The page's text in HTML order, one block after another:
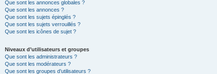
Que sont les annonces globales ?
Que sont les annonces ?
Que sont les sujets épinglés ?
Que sont les sujets verrouillés ?
Que sont les icônes de sujet ?
Niveaux d’utilisateurs et groupes
Que sont les administrateurs ?
Que sont les modérateurs ?
Que sont les groupes d’utilisateurs ?